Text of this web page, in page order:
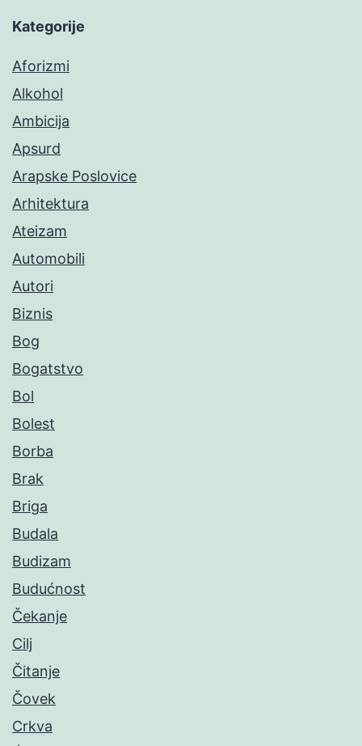
Kategorije
Aforizmi
Alkohol
Ambicija
Apsurd
Arapske Poslovice
Arhitektura
Ateizam
Automobili
Autori
Biznis
Bog
Bogatstvo
Bol
Bolest
Borba
Brak
Briga
Budala
Budizam
Budućnost
Čekanje
Cilj
Čitanje
Čovek
Crkva